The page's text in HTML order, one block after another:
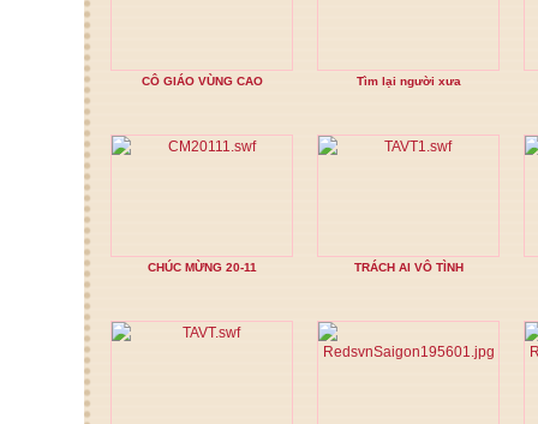
CÔ GIÁO VÙNG CAO Tìm lại người xưa
CHÚC MỪNG 20-11 TRÁCH AI VÔ TÌNH